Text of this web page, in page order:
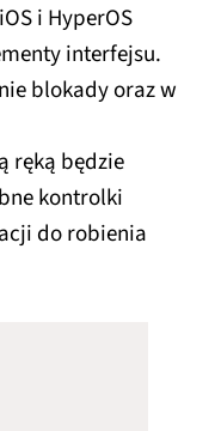
i HyperOS
interfejsu.
blokady oraz w
ręką będzie
kontrolki
do robienia